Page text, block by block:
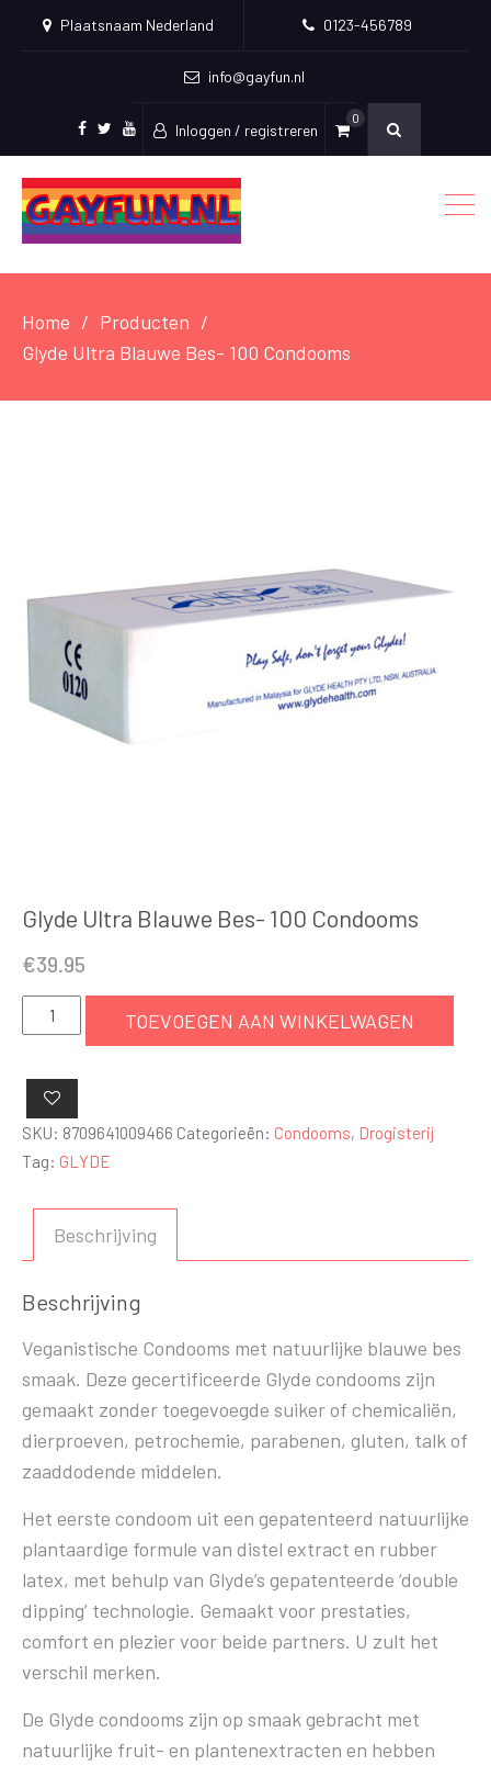
Plaatsnaam Nederland 0123-456789
info@gayfun.nl
Facebook
TwitterYoutube
Inloggen / registreren
0
Home
Producten
Glyde Ultra Blauwe Bes- 100 Condooms
Glyde Ultra Blauwe Bes- 100 Condooms
€39.95
Glyde
Ultra
Bes-
100
Condooms
TOEVOEGEN AAN WINKELWAGEN
SKU: 8709641009466 Categorieën: Condooms, Drogisterij
Tag: GLYDE
Beschrijving
Beschrijving
Veganistische Condooms met natuurlijke blauwe bes
smaak. Deze gecertificeerde Glyde condooms zijn
gemaakt zonder toegevoegde suiker of chemicaliën,
dierproeven, petrochemie, parabenen, gluten, talk of
zaaddodende middelen.
Het eerste condoom uit een gepatenteerd natuurlijke
plantaardige formule van distel extract en rubber
latex, met behulp van Glyde’s gepatenteerde ‘double
dipping’ technologie. Gemaakt voor prestaties,
comfort en plezier voor beide partners. U zult het
verschil merken.
De Glyde condooms zijn op smaak gebracht met
natuurlijke fruit- en plantenextracten en hebben